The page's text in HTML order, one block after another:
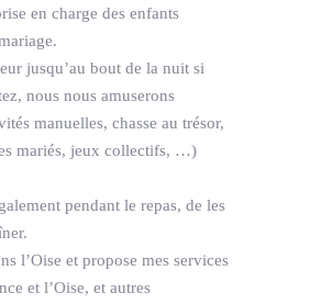
en charge des enfants
jusqu’au bout de la nuit si
nous nous amuserons
manuelles, chasse au trésor,
mariés, jeux collectifs, …)
pendant le repas, de les
l’Oise et propose mes services
et l’Oise, et autres